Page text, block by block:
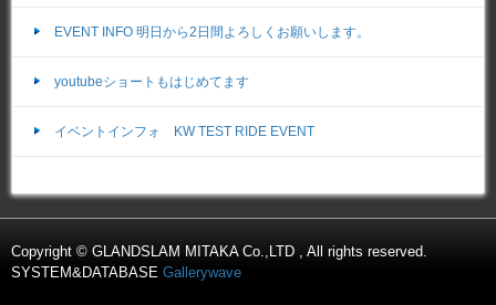
EVENT INFO 明日から2日間よろしくお願いします。
youtubeショートもはじめてます
イベントインフォ KW TEST RIDE EVENT
Copyright © GLANDSLAM MITAKA Co.,LTD , All rights reserved.
SYSTEM&DATABASE Gallerywave